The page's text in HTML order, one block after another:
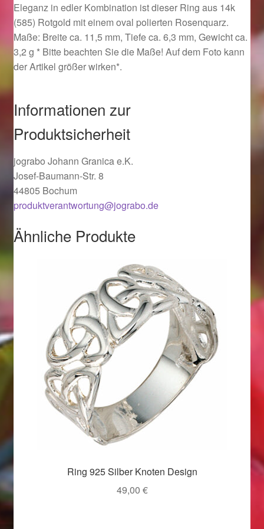
Ostergeschenke finden für Ostern 2019
Ostergeschenke finden für Ostern 2020
Ostergeschenke finden für Ostern 2022
Partner
Shop
Startseite
Startseite
Valentinstag 2016
Valentinstag Geschenke
Vertrag widerrufen
Warenkorb
Weihnachtsangebote 2015
Weihnachtsangebote 2016
Weihnachtsangebote 2017
Eleganz in edler Kombination ist dieser Ring aus 14k
(585) Rotgold mit einem oval polierten Rosenquarz.
Maße: Breite ca. 11,5 mm, Tiefe ca. 6,3 mm, Gewicht ca.
3,2 g * Bitte beachten Sie die Maße! Auf dem Foto kann
der Artikel größer wirken*.
Informationen zur
Produktsicherheit
jograbo Johann Granica e.K.
Josef-Baumann-Str. 8
44805 Bochum
produktverantwortung@jograbo.de
Ähnliche Produkte
Ring 925 Silber Knoten Design
49,00 €